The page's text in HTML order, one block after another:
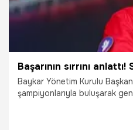
Baykar Yönetim Kurulu
şampiyonlarıyla buluşarak